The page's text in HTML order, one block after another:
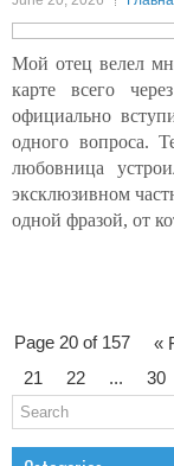
Мой отец велел
карте всего
официально
одного вопроса.
любовница
эксклюзивном
одной фразой, от
Page 20 of 157 «
21
22 ... 30